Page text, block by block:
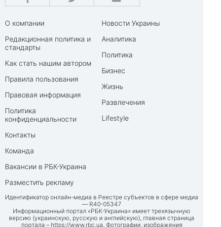
О компании
Редакционная политика и
стандарты
Как стать нашим автором
Правила пользования
Правовая информация
Политика
конфиденциальности
Контакты
Команда
Вакансии в РБК-Украина
Разместить рекламу
Новости Украины
Аналитика
Политика
Бизнес
Жизнь
Развлечения
Lifestyle
Идентификатор онлайн-медиа в Реестре субъектов в сфере медиа
— R40-05347
Информационный портал «РБК-Украина» имеет трехязычную
версию (украинскую, русскую и английскую), главная страница
портала – https://www.rbc.ua. Фотографии, изображения